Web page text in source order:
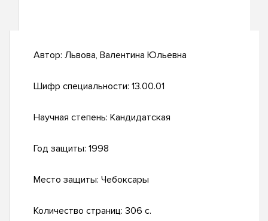
Автор: Львова, Валентина Юльевна
Шифр специальности: 13.00.01
Научная степень: Кандидатская
Год защиты: 1998
Место защиты: Чебоксары
Количество страниц: 306 с.